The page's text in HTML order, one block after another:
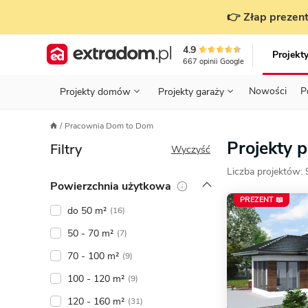
👉 Złap
4.9
667 opinii Google
Projekty domów Projekty garaży Nowości
Projekty domów
Parterowe
KONDYGNACJE
KONSTRUKCJA
STYL
ZABUDOWA
TYP
Zobacz wszystkie kategorie
PRZED BUDOWĄ - ETAP 1
Działka
WYBIERAM PROJEKT - ETAP 2
PRZEPISY I FORMALNOŚCI
FINANSE I KOSZTY
OZE
Pracownia Dom to Dom
Filtry Wyczyść
Powierzchnia użytkowa
do 50 m² (16)
50 - 70 m² (7)
70 - 100 m² (9)
100 - 120 m² (9)
120 - 160 m² (31)
Projekty
Liczba projektów:
PREZENT 📖